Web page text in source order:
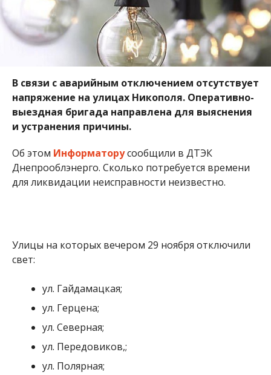
В связи с аварийным отключением отсутствует
напряжение на улицах Никополя. Оперативно-
выездная бригада направлена для выяснения
и устранения причины.
Об этом Информаторусообщили в ДТЭК
Днепрооблэнерго. Сколько потребуется времени
для ликвидации неисправности неизвестно.
Улицы на которых вечером 29 ноября отключили
свет:
ул. Гайдамацкая;
ул. Герцена;
ул. Северная;
ул. Передовиков,;
ул. Полярная;